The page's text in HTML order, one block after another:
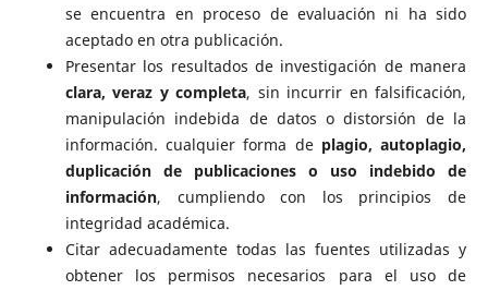
se encuentra en proceso de evaluación ni ha sido
aceptado en otra publicación.
Presentar los resultados de investigación de manera
clara, veraz y completa, sin incurrir en falsificación,
manipulación indebida de datos o distorsión de la
información. cualquier forma de plagio, autoplagio,
duplicación de publicaciones o uso indebido de
información, cumpliendo con los principios de
integridad académica.
Citar adecuadamente todas las fuentes utilizadas y
obtener los permisos necesarios para el uso de